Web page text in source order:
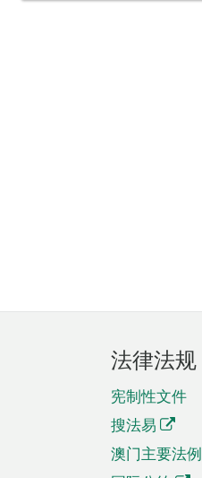
法律法规
宪制性文件
搜法易
澳门主要法例